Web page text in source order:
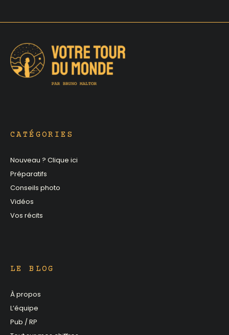
CATÉGORIES
Nouveau ? Clique ici
Préparatifs
Conseils photo
Vidéos
Vos récits
LE BLOG
À propos
L’équipe
Pub / RP